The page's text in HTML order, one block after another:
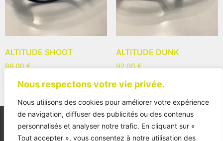
Nous respectons votre vie privée.
Nous utilisons des cookies pour améliorer votre expérience
de navigation, diffuser des publicités ou des contenus
personnalisés et analyser notre trafic. En cliquant sur «
Tout accepter », vous consentez à notre utilisation des
ALTITUDE SHOOT
98,00 €
ALTITUDE DUNK
92,00 €